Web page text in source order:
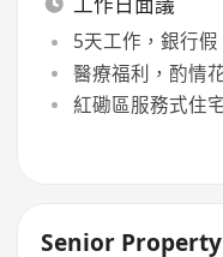
5天工作，銀行
醫療福利，酌情
紅磡區服務式住
Senior